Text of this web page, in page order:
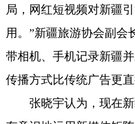
局，网红短视频对新疆
用。”新疆旅游协会副会
带相机、手机记录新疆
传播方式比传统广告更直
张晓宇认为，现在